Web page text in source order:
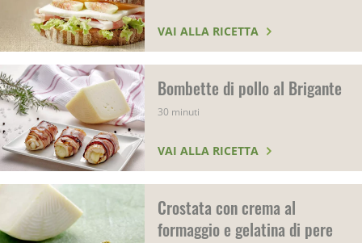
VAI ALLA RICETTA
Bombette di pollo al Brigante
30 minuti
VAI ALLA RICETTA
Crostata con crema al
formaggio e gelatina di pere